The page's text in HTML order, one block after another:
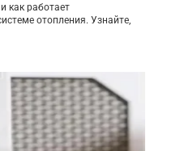
как работает
отопления. Узнайте,